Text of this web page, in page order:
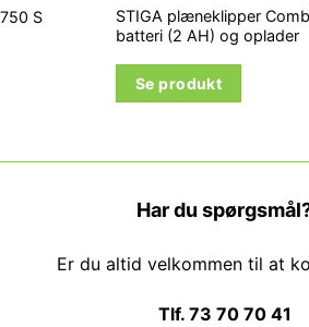
S
STIGA plæneklipper
batteri (2 AH) og oplader
Se produkt
Har du
Er du altid velkommen til at
Tlf. 73 70 70 41